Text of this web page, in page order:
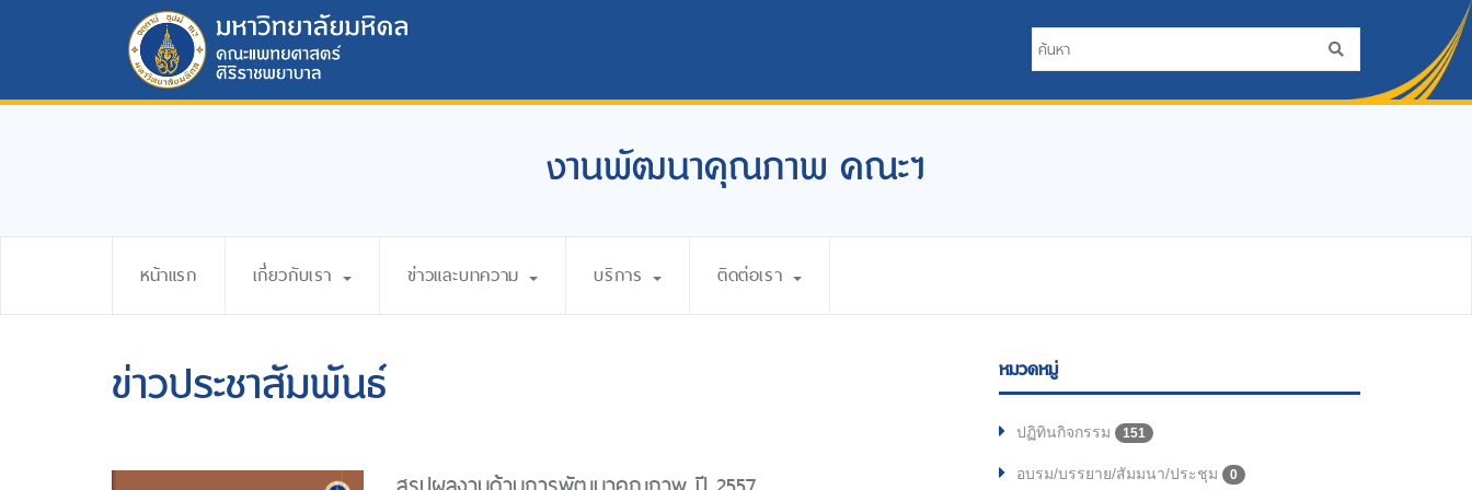
งานพัฒนาคุณภาพ คณะฯ
หน้าแรก เกี่ยวกับเรา ข่าวและบทความ บริการ ติดต่อเรา
ข่าวประชาสัมพันธ์ หมวดหมู่
ปฏิทินกิจกรรม 151
อบรม/บรรยาย/สัมมนา/ประชุม 0